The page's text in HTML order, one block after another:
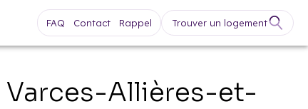
FAQ Contact Rappel Trouver un logement
Varces-Allières-et-